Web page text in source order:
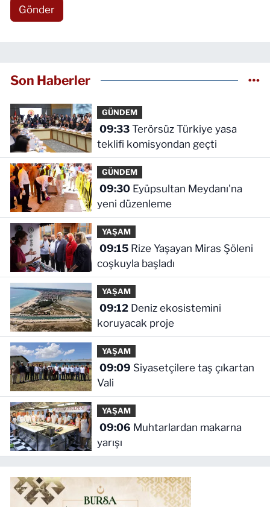
Gönder
Son Haberler
GÜNDEM
09:33Terörsüz Türkiye yasa
teklifi komisyondan geçti
GÜNDEM
09:30Eyüpsultan Meydanı'na
yeni düzenleme
YAŞAM
09:15Rize Yaşayan Miras Şöleni
coşkuyla başladı
YAŞAM
09:12Deniz ekosistemini
koruyacak proje
YAŞAM
09:09
Vali
YAŞAM
09:06
yarışı